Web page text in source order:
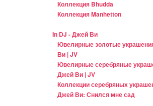
Коллекция Bhudda
Коллекция Manhetton
In DJ - Джей Ви
Ювелирные золотые
Ви | JV
Ювелирные серебряные
Джей Ви | JV
Коллекции серебряных
Джей Ви: Снился мне сад